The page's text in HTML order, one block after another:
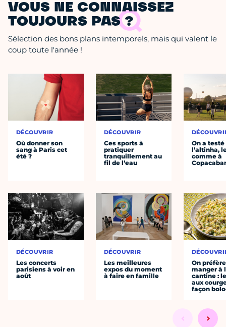
VOUS NE CONNAISSEZ
TOUJOURS PAS ?
Sélection des bons plans intemporels, mais qui valent le
coup toute l'année !
DÉCOUVRIR
Où donner son
sang à Paris cet
été ?
DÉCOUVRIR
Les concerts
parisiens à voir en
août
DÉCOUVRIR
Ces sports à
pratiquer
tranquillement au
fil de l’eau
DÉCOUVRIR
Les meilleures
expos du moment
à faire en famille
On a testé
l’altinha,
comme à
On préfère
manger à
cantine :
aux
façon